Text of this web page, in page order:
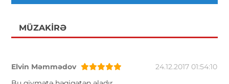
MÜZAKIRƏ
Elvin Məmmədov
24.12.2017 01:54:10